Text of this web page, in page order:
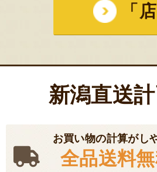
「
新潟直送
お買い物の計算がし
全品送料